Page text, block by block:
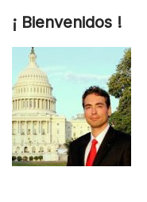
¡ Bienvenidos !